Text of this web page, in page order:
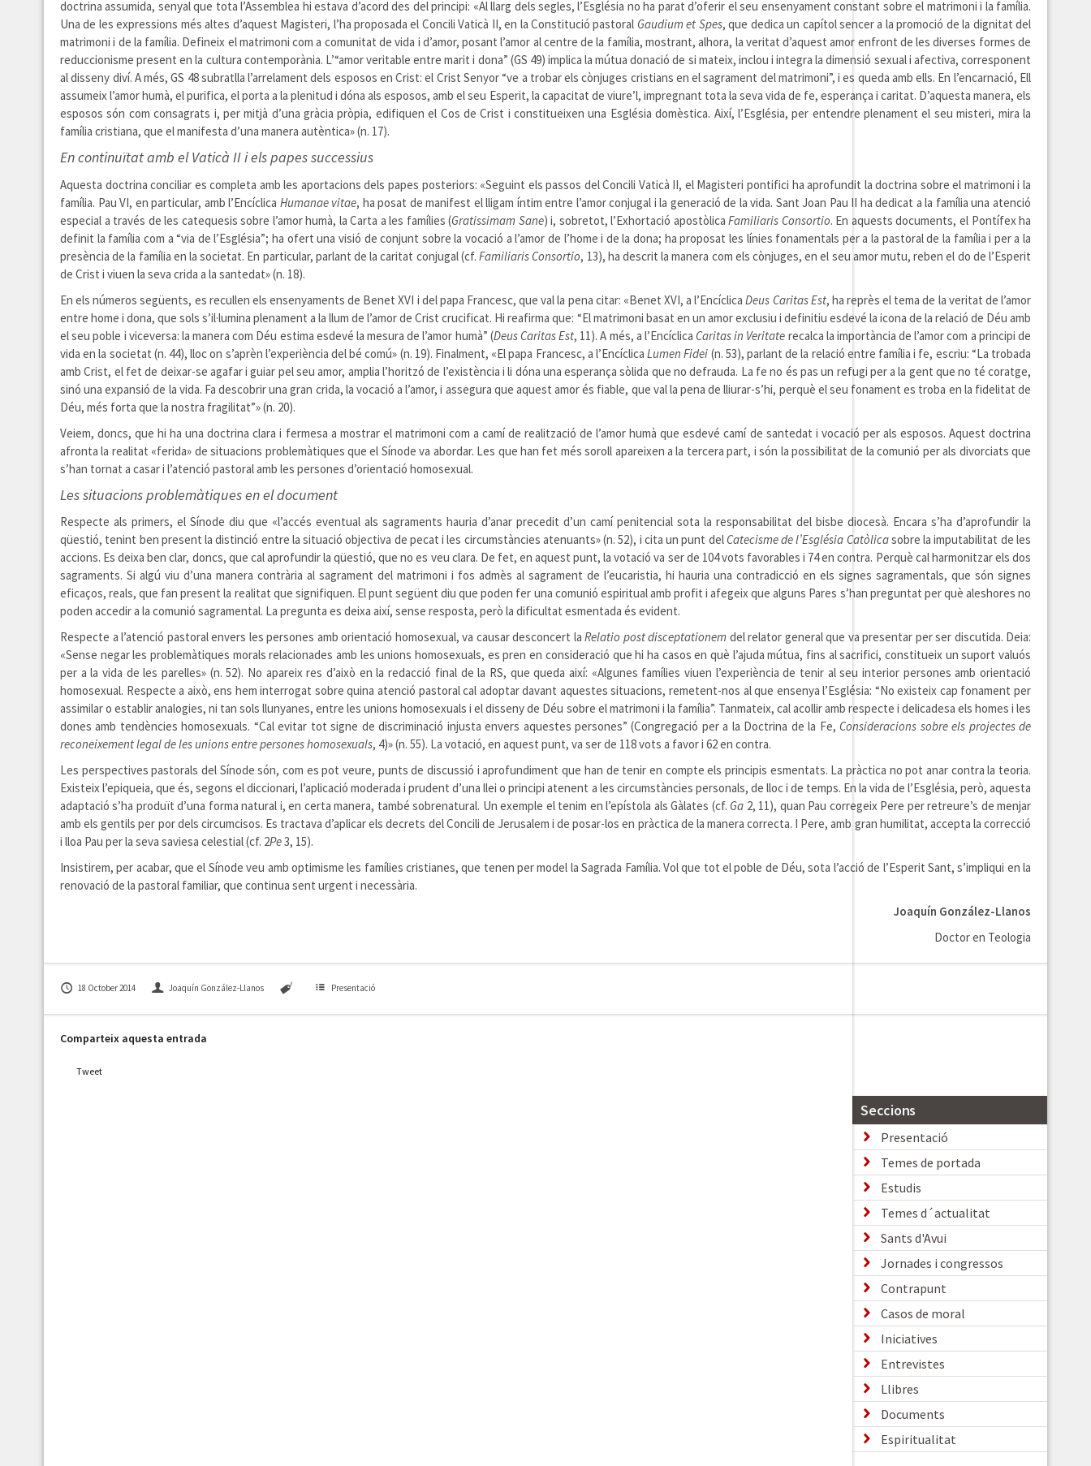
doctrina assumida, senyal que tota l’Assemblea hi estava d’acord des del principi: «Al llarg dels segles, l’Església no ha parat d’oferir el seu ensenyament constant sobre el matrimoni i la família.
Una de les expressions més altes d’aquest Magisteri, l’ha proposada el Concili Vaticà II, en la Constitució pastoral Gaudium et Spes, que dedica un capítol sencer a la promoció de la dignitat del
matrimoni i de la família. Defineix el matrimoni com a comunitat de vida i d’amor, posant l’amor al centre de la família, mostrant, alhora, la veritat d’aquest amor enfront de les diverses formes de
reduccionisme present en la cultura contemporània. L’“amor veritable entre marit i dona” (GS 49) implica la mútua donació de si mateix, inclou i integra la dimensió sexual i afectiva, corresponent
al disseny diví. A més, GS 48 subratlla l’arrelament dels esposos en Crist: el Crist Senyor “ve a trobar els cònjuges cristians en el sagrament del matrimoni”, i es queda amb ells. En l’encarnació, Ell
assumeix l’amor humà, el purifica, el porta a la plenitud i dóna als esposos, amb el seu Esperit, la capacitat de viure’l, impregnant tota la seva vida de fe, esperança i caritat. D’aquesta manera, els
esposos són com consagrats i, per mitjà d’una gràcia pròpia, edifiquen el Cos de Crist i constitueixen una Església domèstica. Així, l’Església, per entendre plenament el seu misteri, mira la
família cristiana, que el manifesta d’una manera autèntica» (n. 17).
En continuïtat amb el Vaticà II i els papes successius
Aquesta doctrina conciliar es completa amb les aportacions dels papes posteriors: «Seguint els passos del Concili Vaticà II, el Magisteri pontifici ha aprofundit la doctrina sobre el matrimoni i la
família. Pau VI, en particular, amb l’Encíclica Humanae vitae, ha posat de manifest el lligam íntim entre l’amor conjugal i la generació de la vida. Sant Joan Pau II ha dedicat a la família una atenció
especial a través de les catequesis sobre l’amor humà, la Carta a les famílies (Gratissimam Sane) i, sobretot, l’Exhortació apostòlicaFamiliaris Consortio. En aquests documents, el Pontífex ha
definit la família com a “via de l’Església”; ha ofert una visió de conjunt sobre la vocació a l’amor de l’home i de la dona; ha proposat les línies fonamentals per a la pastoral de la família i per a la
presència de la família en la societat. En particular, parlant de la caritat conjugal (cf.Familiaris Consortio, 13), ha descrit la manera com els cònjuges, en el seu amor mutu, reben el do de l’Esperit
de Crist i viuen la seva crida a la santedat» (n. 18).
En els números següents, es recullen els ensenyaments de Benet XVI i del papa Francesc, que val la pena citar: «Benet XVI, a l’EncíclicaDeus Caritas Est, ha reprès el tema de la veritat de l’amor
entre home i dona, que sols s’il·lumina plenament a la llum de l’amor de Crist crucificat. Hi reafirma que: “El matrimoni basat en un amor exclusiu i definitiu esdevé la icona de la relació de Déu amb
el seu poble i viceversa: la manera com Déu estima esdevé la mesura de l’amor humà” (Deus Caritas Est, 11). A més, a l’Encíclica Caritas in Veritate recalca la importància de l’amor com a principi de
vida en la societat (n. 44), lloc on s’aprèn l’experiència del bé comú» (n. 19). Finalment, «El papa Francesc, a l’EncíclicaLumen Fidei (n. 53), parlant de la relació entre família i fe, escriu: “La trobada
amb Crist, el fet de deixar-se agafar i guiar pel seu amor, amplia l’horitzó de l’existència i li dóna una esperança sòlida que no defrauda. La fe no és pas un refugi per a la gent que no té coratge,
sinó una expansió de la vida. Fa descobrir una gran crida, la vocació a l’amor, i assegura que aquest amor és fiable, que val la pena de lliurar-s’hi, perquè el seu fonament es troba en la fidelitat de
Déu, més forta que la nostra fragilitat”» (n. 20).
Veiem, doncs, que hi ha una doctrina clara i fermesa a mostrar el matrimoni com a camí de realització de l’amor humà que esdevé camí de santedat i vocació per als esposos. Aquest doctrina
afronta la realitat «ferida» de situacions problemàtiques que el Sínode va abordar. Les que han fet més soroll apareixen a la tercera part, i són la possibilitat de la comunió per als divorciats que
s’han tornat a casar i l’atenció pastoral amb les persones d’orientació homosexual.
Les situacions problemàtiques en el document
Respecte als primers, el Sínode diu que «l’accés eventual als sagraments hauria d’anar precedit d’un camí penitencial sota la responsabilitat del bisbe diocesà. Encara s’ha d’aprofundir la
qüestió, tenint ben present la distinció entre la situació objectiva de pecat i les circumstàncies atenuants» (n. 52), i cita un punt del Catecisme de l’Església Catòlicasobre la imputabilitat de les
accions. Es deixa ben clar, doncs, que cal aprofundir la qüestió, que no es veu clara. De fet, en aquest punt, la votació va ser de 104 vots favorables i 74 en contra. Perquè cal harmonitzar els dos
sagraments. Si algú viu d’una manera contrària al sagrament del matrimoni i fos admès al sagrament de l’eucaristia, hi hauria una contradicció en els signes sagramentals, que són signes
eficaços, reals, que fan present la realitat que signifiquen. El punt següent diu que poden fer una comunió espiritual amb profit i afegeix que alguns Pares s’han preguntat per què aleshores no
poden accedir a la comunió sagramental. La pregunta es deixa així, sense resposta, però la dificultat esmentada és evident.
Respecte a l’atenció pastoral envers les persones amb orientació homosexual, va causar desconcert la Relatio post disceptationem del relator general que va presentar per ser discutida. Deia:
«Sense negar les problemàtiques morals relacionades amb les unions homosexuals, es pren en consideració que hi ha casos en què l’ajuda mútua, fins al sacrifici, constitueix un suport valuós
per a la vida de les parelles» (n. 52). No apareix res d’això en la redacció final de la RS, que queda així: «Algunes famílies viuen l’experiència de tenir al seu interior persones amb orientació
homosexual. Respecte a això, ens hem interrogat sobre quina atenció pastoral cal adoptar davant aquestes situacions, remetent-nos al que ensenya l’Església: “No existeix cap fonament per
assimilar o establir analogies, ni tan sols llunyanes, entre les unions homosexuals i el disseny de Déu sobre el matrimoni i la família”. Tanmateix, cal acollir amb respecte i delicadesa els homes i les
dones amb tendències homosexuals. “Cal evitar tot signe de discriminació injusta envers aquestes persones” (Congregació per a la Doctrina de la Fe, Consideracions sobre els projectes de
reconeixement legal de les unions entre persones homosexuals, 4)» (n. 55). La votació, en aquest punt, va ser de 118 vots a favor i 62 en contra.
Les perspectives pastorals del Sínode són, com es pot veure, punts de discussió i aprofundiment que han de tenir en compte els principis esmentats. La pràctica no pot anar contra la teoria.
Existeix l’epiqueia, que és, segons el diccionari, l’aplicació moderada i prudent d’una llei o principi atenent a les circumstàncies personals, de lloc i de temps. En la vida de l’Església, però, aquesta
adaptació s’ha produït d’una forma natural i, en certa manera, també sobrenatural. Un exemple el tenim en l’epístola als Gàlates (cf. Ga 2, 11), quan Pau corregeix Pere per retreure’s de menjar
amb els gentils per por dels circumcisos. Es tractava d’aplicar els decrets del Concili de Jerusalem i de posar-los en pràctica de la manera correcta. I Pere, amb gran humilitat, accepta la correcció
i lloa Pau per la seva saviesa celestial (cf. 2Pe3, 15).
Insistirem, per acabar, que el Sínode veu amb optimisme les famílies cristianes, que tenen per model la Sagrada Família. Vol que tot el poble de Déu, sota l’acció de l’Esperit Sant, s’impliqui en la
renovació de la pastoral familiar, que continua sent urgent i necessària.
Joaquín González-Llanos
Doctor en Teologia
18 October 2014 Joaquín González-Llanos Presentació
Comparteix aquesta entrada
Tweet
Seccions
Presentació
Temes de portada
Estudis
Temes d´actualitat
Sants d'Avui
Jornades i congressos
Contrapunt
Casos de moral
Iniciatives
Entrevistes
Llibres
Documents
Espiritualitat